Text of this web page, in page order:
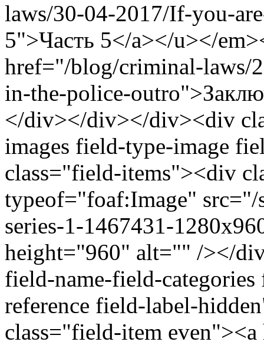
laws/30-04-2017/If-you-
5">Часть 5</a></u></
href="/blog/criminal-laws/
in-the-police-
</div></div></div><div
images field-type-image
class="field-items"><div
typeof="foaf:Image"
series-1-1467431-
height="960" alt="" /></
field-name-field-
reference field-label-
class="field-item